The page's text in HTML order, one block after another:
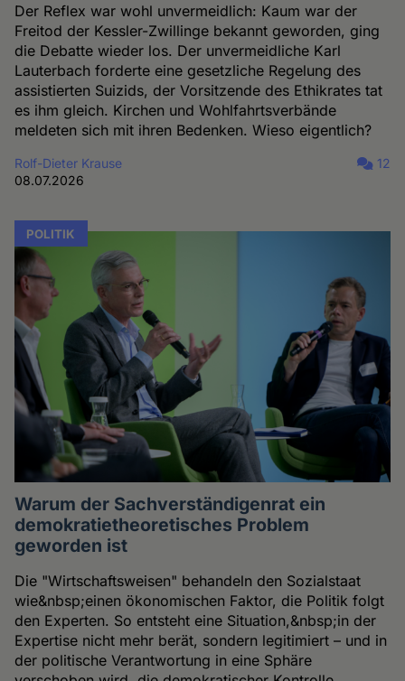
Der Reflex war wohl unvermeidlich: Kaum war der
Freitod der Kessler-Zwillinge bekannt geworden, ging
die Debatte wieder los. Der unvermeidliche Karl
Lauterbach forderte eine gesetzliche Regelung des
assistierten Suizids, der Vorsitzende des Ethikrates tat
es ihm gleich. Kirchen und Wohlfahrtsverbände
meldeten sich mit ihren Bedenken. Wieso eigentlich?
Rolf-Dieter Krause
08.07.2026
12
POLITIK
Warum der Sachverständigenrat ein
demokratietheoretisches Problem
geworden ist
Die "Wirtschaftsweisen" behandeln den Sozialstaat
wie&nbsp;einen ökonomischen Faktor, die Politik folgt
den Experten. So entsteht eine Situation,&nbsp;in der
Expertise nicht mehr berät, sondern legitimiert – und in
der politische Verantwortung in eine Sphäre